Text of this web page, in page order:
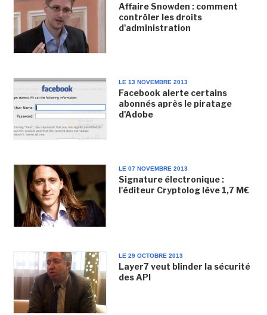
Affaire Snowden : comment
contrôler les droits
d'administration
LE 13 NOVEMBRE 2013
Facebook alerte certains
abonnés après le piratage
d'Adobe
LE 07 NOVEMBRE 2013
Signature électronique :
l'éditeur Cryptolog lève 1,7 M€
LE 29 OCTOBRE 2013
Layer7 veut blinder la sécurité
des API